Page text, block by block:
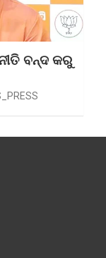
ବନ୍ଦ କରୁ